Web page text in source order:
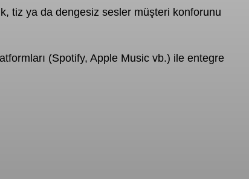
tiz ya da dengesiz sesler müşteri konforunu
(Spotify, Apple Music vb.) ile entegre